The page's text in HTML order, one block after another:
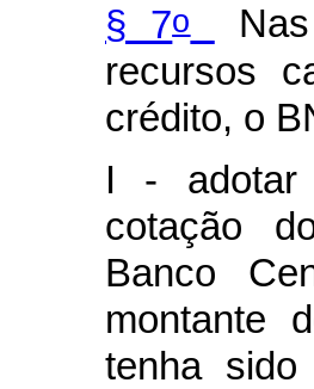
§ 7o
recursos
crédito, o
I - adotar
cotação
Banco
montante
tenha